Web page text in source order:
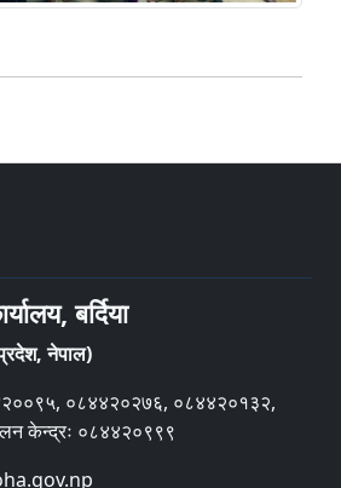
बर्दिया
प्रदेश, नेपाल)
०८४४२०२७६, ०८४४२०१३२,
केन्द्रः ०८४४२०९९९